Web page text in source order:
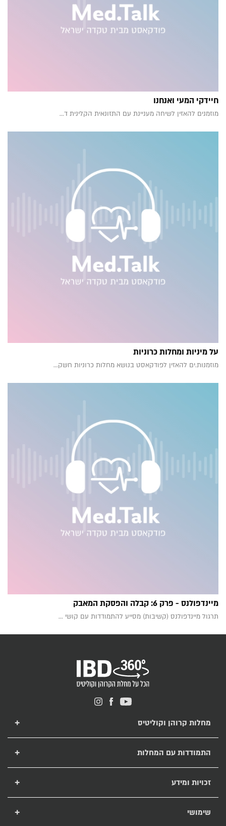
חיידקי המעי ואנחנו
מוזמנים להאזין לשיחה מעניינת עם התזונאית הקלינית ד...
על מיניות ומחלות כרוניות
מוזמנות.ים להאזין לפודקאסט בנושא מחלות כרוניות חשק...
מיינדפולנס - פרק 6: קבלה והפסקת המאבק
תרגול מיינדפולנס (קשיבות) מסייע להתמודדות עם קושי ...
מחלות קרוהן וקוליטיס
מחלת קרוהן
מחלת קוליטיס כיבית
התמודדות עם המחלות
תזונה לחולי קרוהן וקוליטיס
רפואה משלימה ומחלות מעי דלקתיות
זכויות ומידע
מיצוי זכויות
אמצעי קיום וזכות לקצבה
שימושי